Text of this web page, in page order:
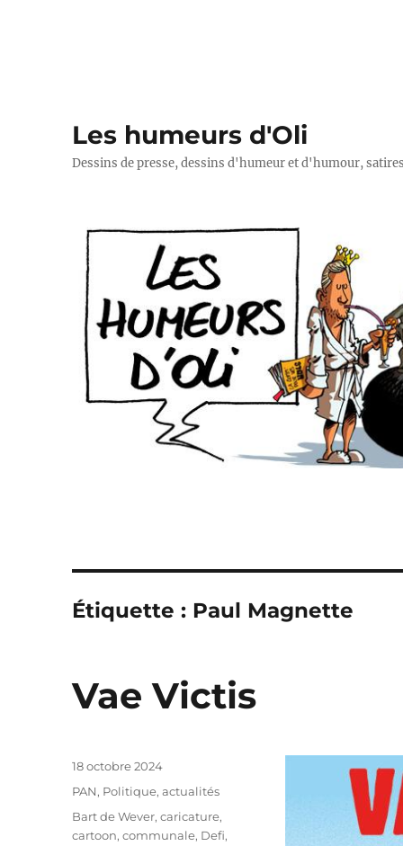
Les humeurs d'Oli
Dessins de presse, dessins d'humeur et d'humour,
Étiquette : Paul Magnette
Vae Victis
Publié
18 octobre 2024
Catégories
PAN, Politique, actualités
Étiquettes
Bart de Wever,caricature,
cartoon,communale, Defi,